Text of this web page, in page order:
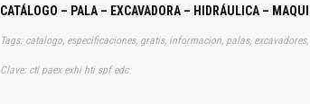
CATÁLOGO – PALA – EXCAVADORA – HIDRÁULICA –
Tags: catalogo, especificaciones, gratis, informacion, palas,
Clave: ctl paex exhi hti spf edc